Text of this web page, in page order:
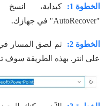
الخطوة 1:
كبداية، انسخ
"AutoRecover" في جهازك.
الخطوة 2:
ثم لصق المسار
على انتر. بهذه الطريقة سوف